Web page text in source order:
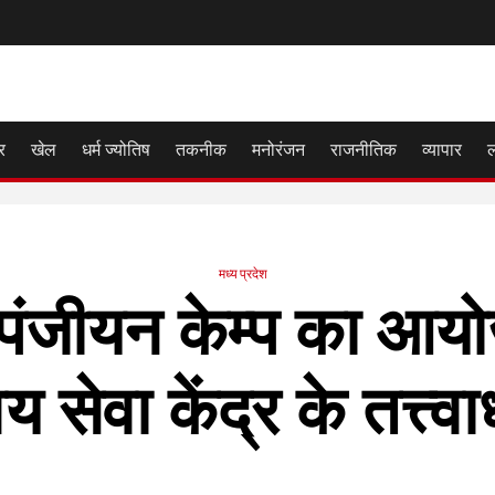
खेल धर्म ज्योतिष तकनीक मनोरंजन राजनीतिक व्यापार
मध्य प्रदेश
पंजीयन केम्प का
सेवा केंद्र के